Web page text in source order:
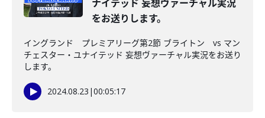
ナイテッド 妄想ヴァーチャル実況
をお送りします。
イングランド プレミアリーグ第2節 ブライトン vs マン
チェスター・ユナイテッド 妄想ヴァーチャル実況をお送り
します。
2024.08.23 |00:05:17